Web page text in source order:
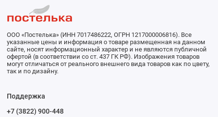
ООО «Постелька» (ИНН 7017486222, ОГРН 1217000006816). Все
указанные цены и информация о товаре размещенная на данном
сайте, носят информационный характер и не являются публичной
офертой (в соответствии со ст. 437 ГК РФ). Изображения товаров
могут отличаться от реального внешнего вида товаров как по цвету,
так и по дизайну.
Поддержка
+7 (3822) 900-448